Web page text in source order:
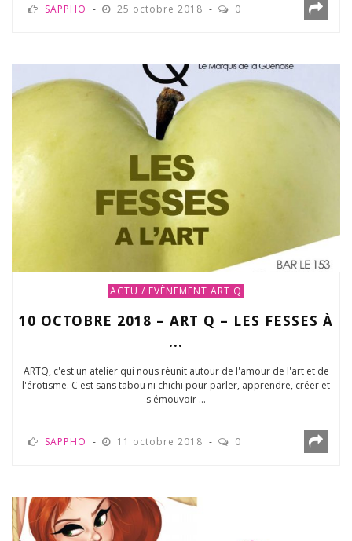
SAPPHO 25 octobre 2018 0
ACTU / EVÈNEMENT ART Q
10 OCTOBRE 2018 – ART Q – LES FESSES À
...
ARTQ, c'est un atelier qui nous réunit autour de l'amour de l'art et de
l'érotisme. C'est sans tabou ni chichi pour parler, apprendre, créer et
s'émouvoir ...
SAPPHO 11 octobre 2018 0